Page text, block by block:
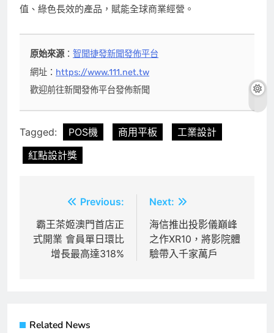
值、綠色長效的產品，賦能全球商業經營。
原始來源：智聞捷發新聞發佈平台
網址： https://www.111.net.tw
歡迎前往新聞發佈平台發佈新聞
Tagged: POS機 商用平板
工業設計
紅點設計獎
章
導
Previous:
霸王茶姬澳門首店正
式開業 會員單日環比
增長最高達318%
Next:
海信推出投影儀巔峰
之作XR10，將影院體
驗帶入千家萬戶
Related News